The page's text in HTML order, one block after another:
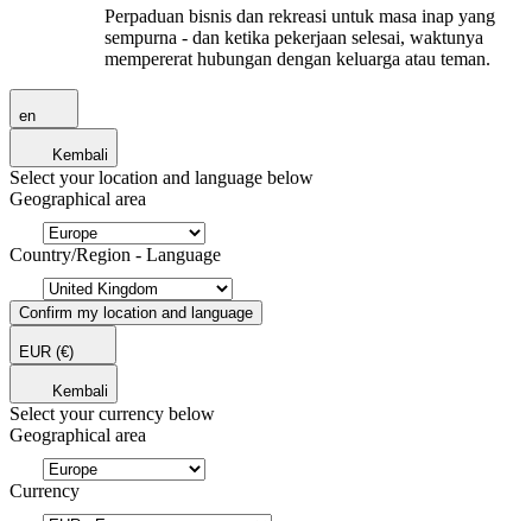
Perpaduan bisnis dan rekreasi untuk masa inap yang
sempurna - dan ketika pekerjaan selesai, waktunya
mempererat hubungan dengan keluarga atau teman.
en
Kembali
Select your location and language below
Geographical area
Country/Region - Language
Confirm my location and language
EUR (€)
Kembali
Select your currency below
Geographical area
Currency